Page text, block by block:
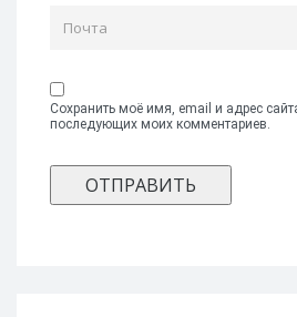
Сохранить моё имя, email и адрес
последующих моих комментариев.